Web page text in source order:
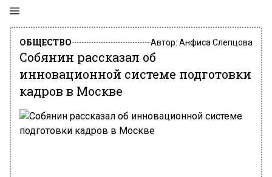
ОБЩЕСТВО Автор: Анфиса Слепцова
Собянин рассказал об
инновационной системе подготовки
кадров в Москве